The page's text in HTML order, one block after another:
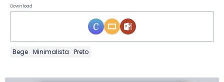
Download
Bege Minimalista Preto